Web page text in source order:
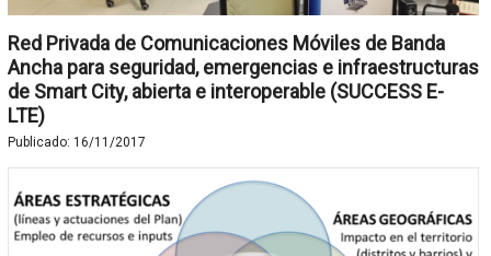
Red Privada de Comunicaciones Móviles de Banda
Ancha para seguridad, emergencias e infraestructuras
de Smart City, abierta e interoperable (SUCCESS E-
LTE)
Publicado: 16/11/2017